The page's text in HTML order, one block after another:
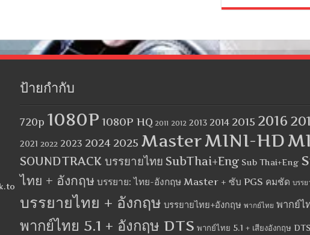
ป้ายกำกับ
720p 1080P 1080P HQ 2011 2012 2013 2014 2015 2016
2021 2022 2023 2024 2025 MasterMINI-HD
SOUNDTRACK บรรยายไทย SubThai+Eng Sub Thai+Eng
ไทย + อังกฤษ บรรยาย: ไทย-อังกฤษ Master + ซับ PGS คมชัด บรร
บรรยายไทย + อังกฤษ บรรยายไทย+อังกฤษ พากย์ไทย พากย์ไ
พากย์ไทย 5.1 + อังกฤษ DTS พากย์ไทย 5.1 + เสียงอังกฤษ DTS